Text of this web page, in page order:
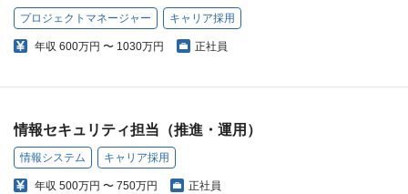
プロジェクトマネージャー キャリア採用
年収 600万円 〜 1030万円 正社員
情報セキュリティ担当（推進・運用）
情報システム キャリア採用
年収 500万円 〜 750万円 正社員